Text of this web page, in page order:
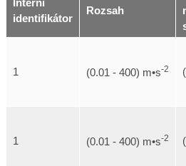
Interní
identifikátor
Rozsah
1 (0.01 - 400) m•s-2
1 (0.01 - 400) m•s-2